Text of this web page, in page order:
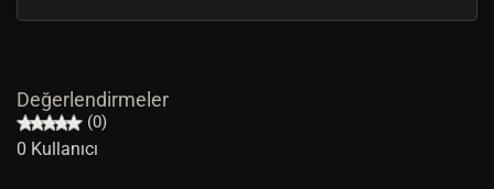
Değerlendirmeler
(0)
0 Kullanıcı